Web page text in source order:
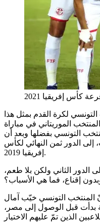
كأس إفريقيا 2021
لكرة القدم بمثل هذا
الموريتاني في مباراة
التونسي بفضلها وبعد أن
إلى الدور ثمن النهائي لكأس
إفريقيا 2019.
الدور الثاني ولكن بلا طعم،
المنتخب التونسي خيّب آمال
بدأت قبل الوصول إلى مصر،